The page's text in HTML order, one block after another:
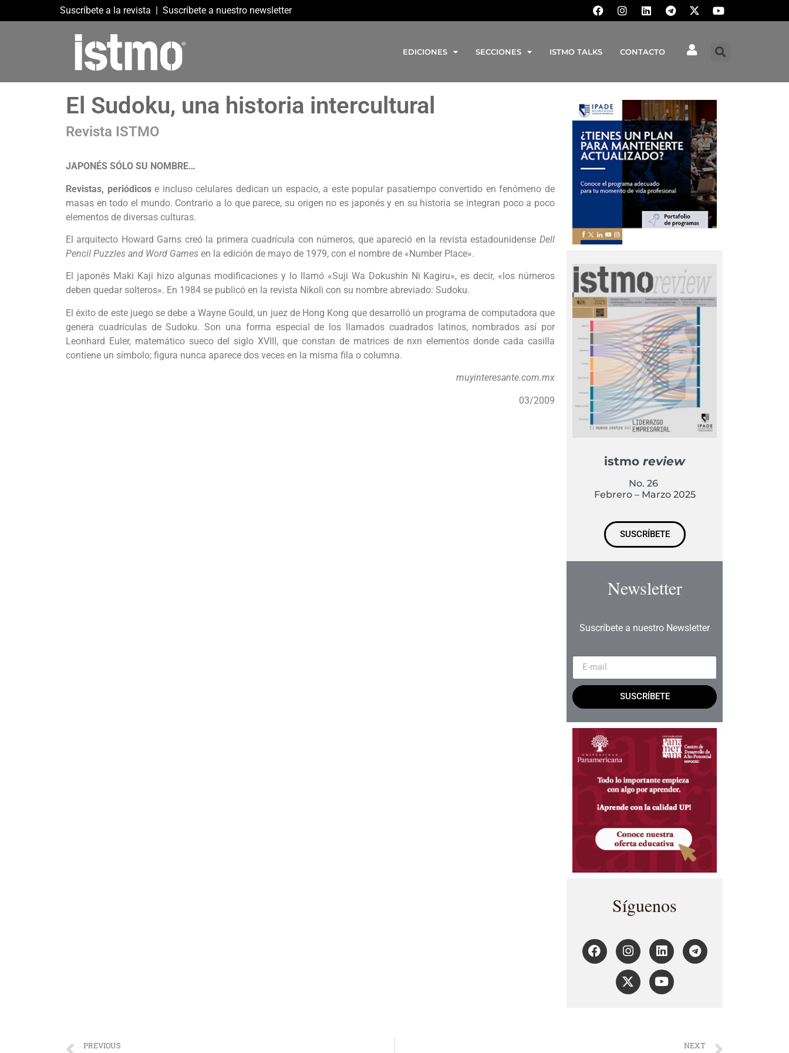
Suscríbete a la revista | Suscríbete a nuestro newsletter
EDICIONES SECCIONES ISTMO TALKS CONTACTO
El Sudoku, una historia intercultural
Revista ISTMO
JAPONÉS SÓLO SU NOMBRE…
Revistas, periódicose incluso celulares dedican un espacio, a este popular pasatiempo convertido en fenómeno de
masas en todo el mundo. Contrario a lo que parece, su origen no es japonés y en su historia se integran poco a poco
elementos de diversas culturas.
El arquitecto Howard Garns creó la primera cuadrícula con números, que apareció en la revista estadounidense Dell
Pencil Puzzles and Word Games en la edición de mayo de 1979, con el nombre de «Number Place».
El japonés Maki Kaji hizo algunas modificaciones y lo llamó «Suji Wa Dokushin Ni Kagiru», es decir, «los números
deben quedar solteros». En 1984 se publicó en la revista Nikoli con su nombre abreviado: Sudoku.
El éxito de este juego se debe a Wayne Gould, un juez de Hong Kong que desarrolló un programa de computadora que
genera cuadrículas de Sudoku. Son una forma especial de los llamados cuadrados latinos, nombrados así por
Leonhard Euler, matemático sueco del siglo XVIII, que constan de matrices de nxn elementos donde cada casilla
contiene un símbolo; figura nunca aparece dos veces en la misma fila o columna.
muyinteresante.com.mx
03/2009
istmoreview
No. 26
Febrero – Marzo 2025
SUSCRÍBETE
Newsletter
Suscríbete a nuestro Newsletter
SUSCRÍBETE
Síguenos
PREVIOUS NEXT